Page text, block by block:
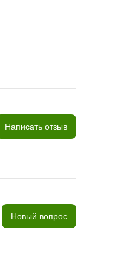
Написать отзыв
Новый вопрос